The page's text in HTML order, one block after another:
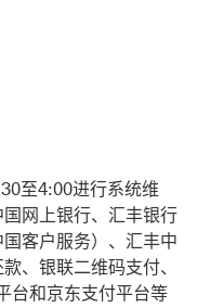
至4:00进行系统维
网上银行、汇丰银行
客户服务）、汇丰中
、银联二维码支付、
台和京东支付平台等